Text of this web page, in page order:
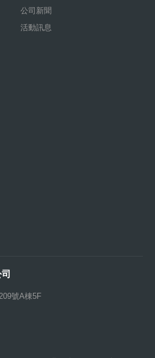
公司新聞
活動訊息
號A棟5F